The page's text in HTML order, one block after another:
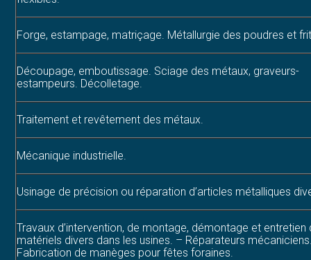
Forge, estampage, matriçage. Métallurgie des poudres et
Découpage, emboutissage. Sciage des métaux, graveurs-
estampeurs. Décolletage.
Traitement et revêtement des métaux.
Mécanique industrielle.
Usinage de précision ou réparation d’articles métalliques
Travaux d’intervention, de montage, démontage et entretien
matériels divers dans les usines. – Réparateurs
Fabrication de manèges pour fêtes foraines.